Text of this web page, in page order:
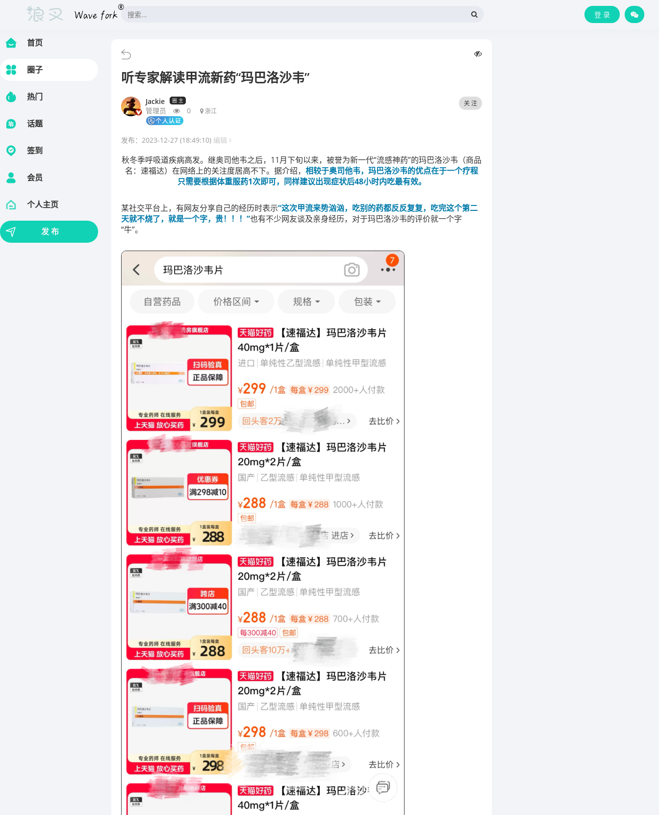
登 录
首页
圈子
热门
话题
签到
会员
个人主页
发 布
听专家解读甲流新药“玛巴洛沙韦”
Jackie 圈 主
管理员 0 浙江
关 注
发布：2023-12-27 (18:49:10) 编辑
秋冬季呼吸道疾病高发。继奥司他韦之后，11月下旬以来，被誉为新一代“流感神药”的玛巴洛沙韦（商品
名：速福达）在网络上的关注度居高不下。据介绍，相较于奥司他韦，玛巴洛沙韦的优点在于一个疗程
只需要根据体重服药1次即可，同样建议出现症状后48小时内吃最有效。
某社交平台上，有网友分享自己的经历时表示“这次甲流来势汹汹，吃别的药都反反复复，吃完这个第二
天就不烧了，就是一个字，贵！！！”也有不少网友谈及亲身经历，对于玛巴洛沙韦的评价就一个字
“牛”。